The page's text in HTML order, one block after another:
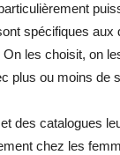
spécifiques
les choisit, on
plus ou moins de
des catalogues
chez les